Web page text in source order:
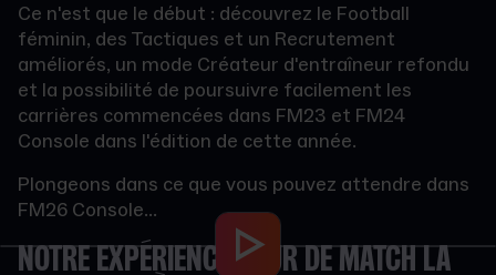
Ce n'est que le début : découvrez le Football
féminin, des Tactiques et un Recrutement
améliorés, un mode Créateur d'entraîneur refondu
et la possibilité de poursuivre facilement les
carrières commencées dans FM23 et FM24
Console dans l'édition de cette année.
Plongeons dans ce que vous pouvez attendre dans
FM26 Console...
NOTRE EXPÉRIENCE JOUR DE MATCH LA